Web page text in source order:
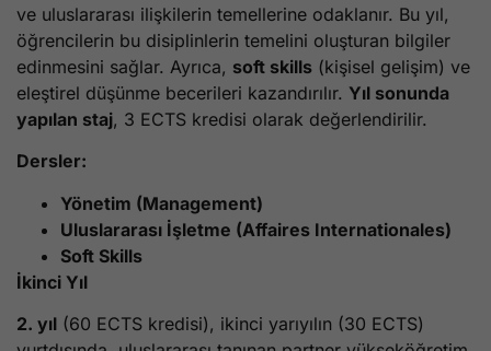
ve uluslararası ilişkilerin temellerine odaklanır. Bu yıl,
öğrencilerin bu disiplinlerin temelini oluşturan bilgiler
edinmesini sağlar. Ayrıca, soft skills (kişisel gelişim) ve
eleştirel düşünme becerileri kazandırılır. Yıl sonunda
yapılan staj, 3 ECTS kredisi olarak değerlendirilir.
Dersler:
Yönetim (Management)
Uluslararası İşletme (Affaires Internationales)
Soft Skills
İkinci Yıl
2. yıl (60 ECTS kredisi), ikinci yarıyılın (30 ECTS)